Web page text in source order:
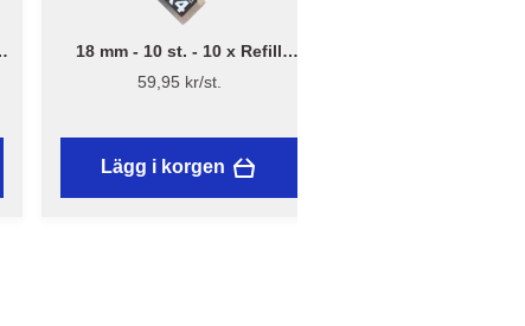
18 mm - 10 st. - 10 x Refill
brytblad – Assist
59,95 kr/st.
Lägg i korgen